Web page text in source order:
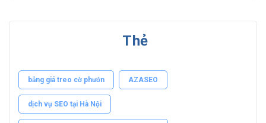
Thẻ
bảng giá treo cờ phướn AZASEO
dịch vụ SEO tại Hà Nội